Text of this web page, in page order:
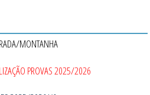
MONTANHA
PROVAS 2025/2026